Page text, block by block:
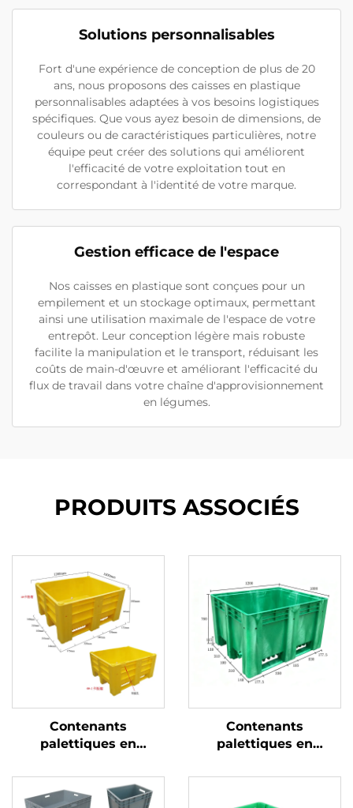
Solutions personnalisables
Fort d'une expérience de conception de plus de 20
ans, nous proposons des caisses en plastique
personnalisables adaptées à vos besoins logistiques
spécifiques. Que vous ayez besoin de dimensions, de
couleurs ou de caractéristiques particulières, notre
équipe peut créer des solutions qui améliorent
l'efficacité de votre exploitation tout en
correspondant à l'identité de votre marque.
Gestion efficace de l'espace
Nos caisses en plastique sont conçues pour un
empilement et un stockage optimaux, permettant
ainsi une utilisation maximale de l'espace de votre
entrepôt. Leur conception légère mais robuste
facilite la manipulation et le transport, réduisant les
coûts de main-d'œuvre et améliorant l'efficacité du
flux de travail dans votre chaîne d'approvisionnement
en légumes.
PRODUITS ASSOCIÉS
Contenants
palettiques en
pour une logistique et
un stockage efficaces.
Contenants
palettiques en
pour une logistique et